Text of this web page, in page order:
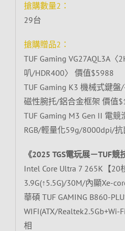
搶購數量2：
29台
搶購贈品2：
TUF Gaming VG27AQL3A
叭/HDR400〉 價值$5988
TUF Gaming K3 機械式鍵
磁性腕托/鋁合金框架 價值
TUF Gaming M3 Gen II 電
RGB/輕量化59g/8000dpi/
《2025 TGS電玩展－TUF
Intel Core Ultra 7 265K【20
3.9G(↑5.5G)/30M/內顯Xe-
華碩 TUF GAMING B860-
WIFI(ATX/Realtek2.5Gb+Wi-
相